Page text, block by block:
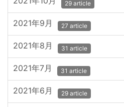
29 article
2021年9月 27 article
2021年8月 31 article
2021年7月 31 article
2021年6月 29 article